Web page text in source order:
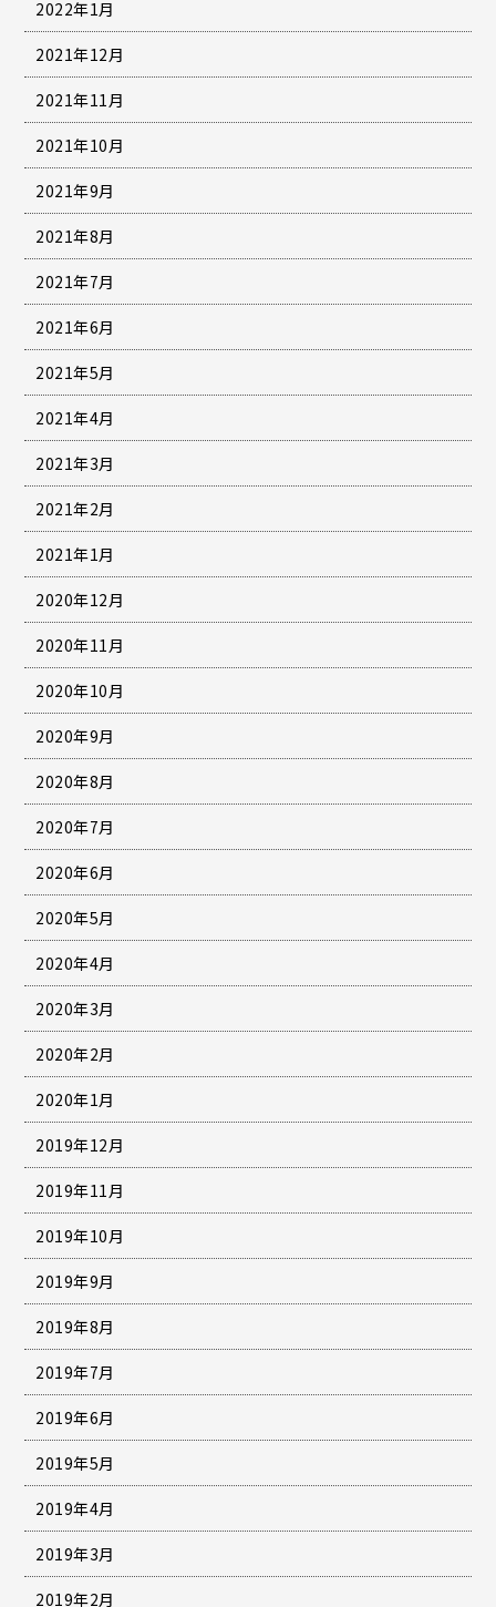
2022年1月
2021年12月
2021年11月
2021年10月
2021年9月
2021年8月
2021年7月
2021年6月
2021年5月
2021年4月
2021年3月
2021年2月
2021年1月
2020年12月
2020年11月
2020年10月
2020年9月
2020年8月
2020年7月
2020年6月
2020年5月
2020年4月
2020年3月
2020年2月
2020年1月
2019年12月
2019年11月
2019年10月
2019年9月
2019年8月
2019年7月
2019年6月
2019年5月
2019年4月
2019年3月
2019年2月